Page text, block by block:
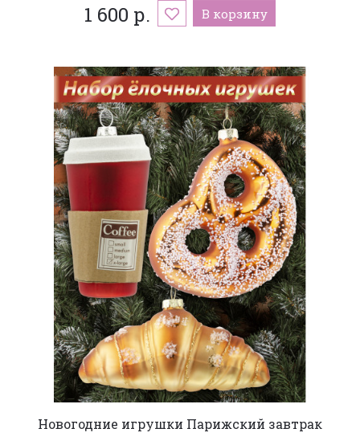
1 600 р. В корзину
Новогодние игрушки Парижский завтрак